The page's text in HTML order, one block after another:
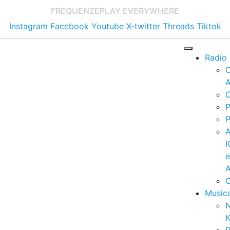
FREQUENZEPLAY EVERYWHERE
Instagram Facebook Youtube X-twitter Threads Tiktok
Radio
e